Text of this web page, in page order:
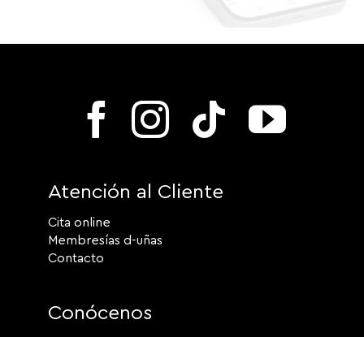
Atención al Cliente
Cita online
Membresías d-uñas
Contacto
Conócenos